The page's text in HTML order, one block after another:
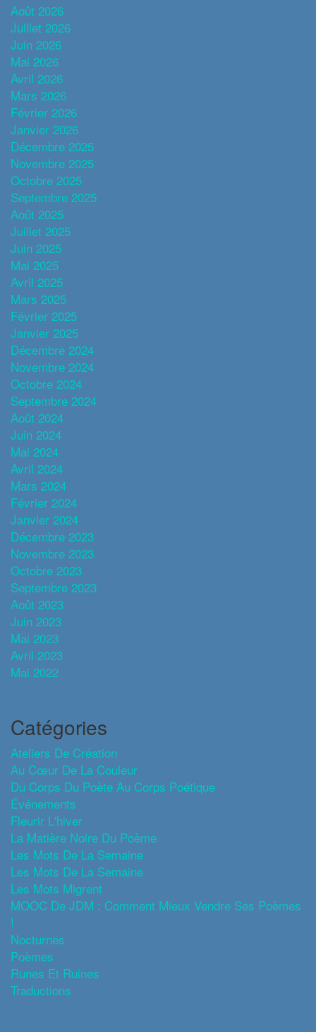
Août 2026
Juillet 2026
Juin 2026
Mai 2026
Avril 2026
Mars 2026
Février 2026
Janvier 2026
Décembre 2025
Novembre 2025
Octobre 2025
Septembre 2025
Août 2025
Juillet 2025
Juin 2025
Mai 2025
Avril 2025
Mars 2025
Février 2025
Janvier 2025
Décembre 2024
Novembre 2024
Octobre 2024
Septembre 2024
Août 2024
Juin 2024
Mai 2024
Avril 2024
Mars 2024
Février 2024
Janvier 2024
Décembre 2023
Novembre 2023
Octobre 2023
Septembre 2023
Août 2023
Juin 2023
Mai 2023
Avril 2023
Mai 2022
Catégories
Ateliers De Création
Au Cœur De La Couleur
Du Corps Du Poète Au Corps Poétique
Événements
Fleurir L'hiver
La Matière Noire Du Poème
Les Mots De La Semaine
Les Mots De La Semaine
Les Mots Migrent
MOOC De JDM : Comment Mieux Vendre Ses Poèmes
!
Nocturnes
Poèmes
Runes Et Ruines
Traductions